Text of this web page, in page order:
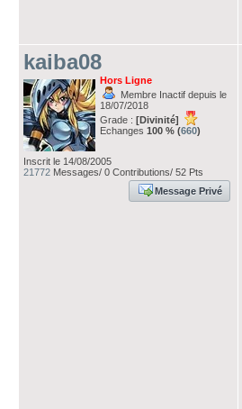
kaiba08
Hors Ligne
Membre Inactif depuis le
18/07/2018
Grade : [Divinité]
Echanges 100 % (660)
Inscrit le 14/08/2005
21772 Messages/ 0 Contributions/ 52 Pts
Message Privé